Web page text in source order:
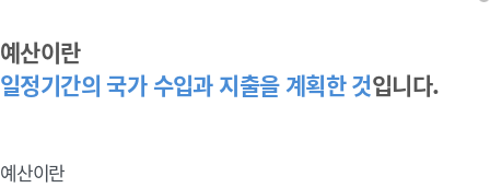
예산이란
일정기간의 국가 수입과 지출을 계획한 것입니다.
예산이란